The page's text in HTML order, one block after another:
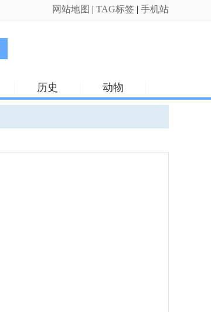
网站地图 | TAG标签 | 手机站
历史
动物